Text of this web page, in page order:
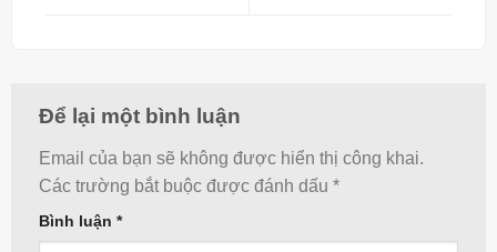
Để lại một bình luận
Email của bạn sẽ không được hiển thị công khai.
Các trường bắt buộc được đánh dấu *
Bình luận *